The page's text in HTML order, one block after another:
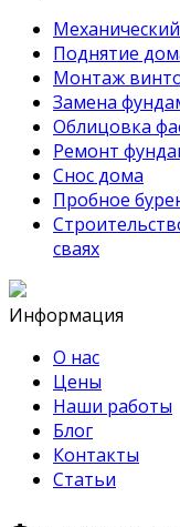
Поднятие
Монтаж
Замена
Облицовка
Ремонт
Снос дома
Пробное
сваях
Информация
О нас
Цены
Наши работы
Блог
Контакты
Статьи